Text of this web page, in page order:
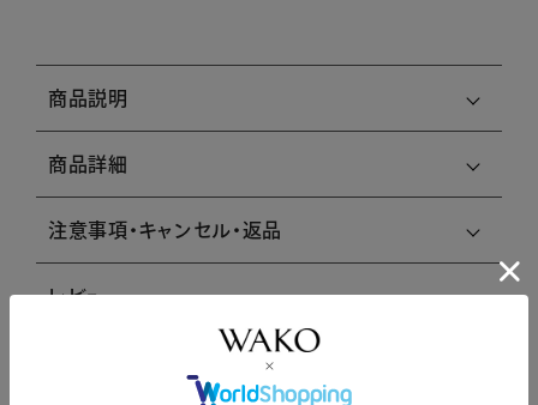
商品説明
商品詳細
注意事項・キャンセル・返品
レビュー
レビューはありません。